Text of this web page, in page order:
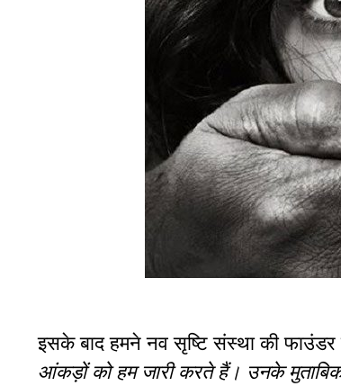
इसके बाद हमने नव सृष्टि संस्था की फाउंडर
आंकड़ों को हम जारी करते हैं। उनके